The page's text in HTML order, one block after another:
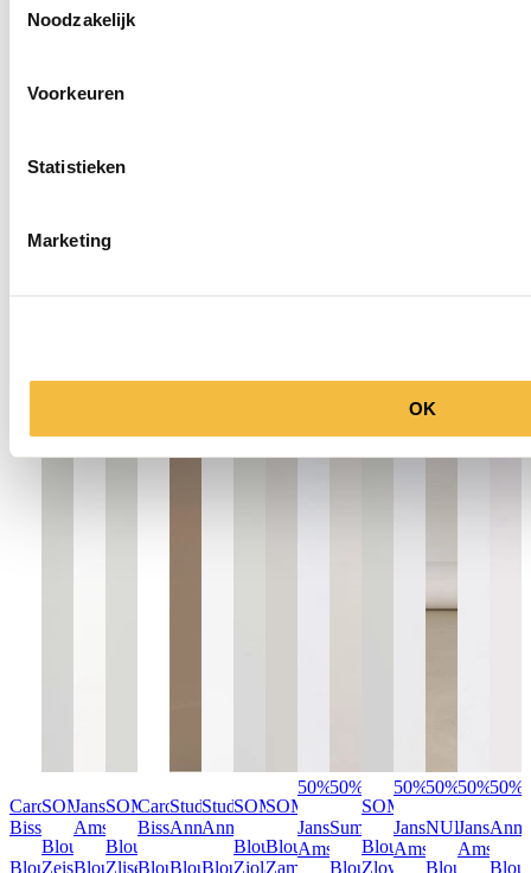
Noodzakelijk
Voorkeuren
Statistieken
Marketing
OK
Caroline
Biss
Blouse
SOMEDAY
Blouse
Zeise
Jansen
Amsterdam
Blouse
SOMEDAY
Blouse
Zlisea
Caroline
Biss
Blouse
Studio
Anneloes
Blouse
Studio
Anneloes
Blouse
SOMEDAY
Blouse
Ziola
SOMEDAY
Blouse
Zamin
50%
Jansen
Amsterdam
50%
Summum
Blouse
SOMEDAY
Blouse
Zlowera
50%
Jansen
Amsterdam
50%
NUKUS
Blouse
50%
Jansen
50%
Anna